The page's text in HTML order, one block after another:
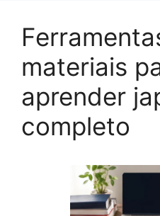
materiais
aprender
completo